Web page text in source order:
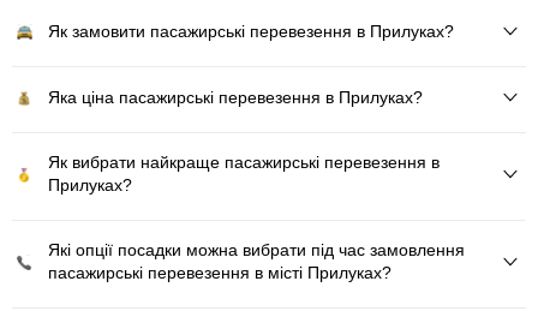
Як замовити пасажирські перевезення в Прилуках?
Яка ціна пасажирські перевезення в Прилуках?
Як вибрати найкраще пасажирські перевезення в
Прилуках?
Які опції посадки можна вибрати під час замовлення
пасажирські перевезення в місті Прилуках?